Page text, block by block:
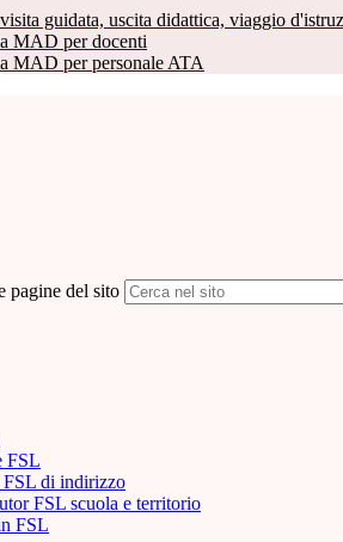
guidata, uscita didattica, viaggio
MAD per docenti
MAD per personale ATA
pagine del sito
FSL
FSL di indirizzo
FSL scuola e territorio
FSL